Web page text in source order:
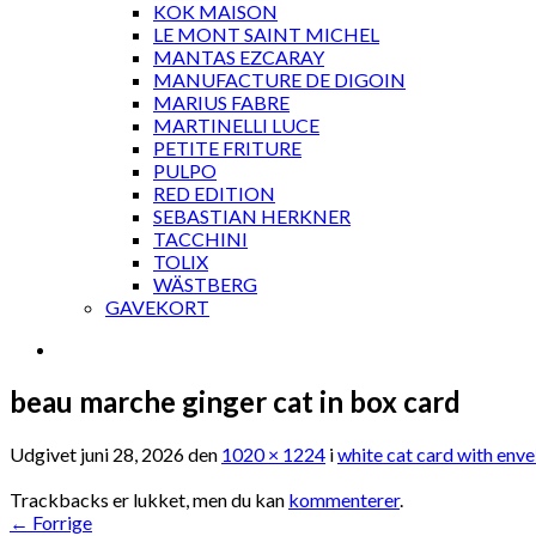
KOK MAISON
LE MONT SAINT MICHEL
MANTAS EZCARAY
MANUFACTURE DE DIGOIN
MARIUS FABRE
MARTINELLI LUCE
PETITE FRITURE
PULPO
RED EDITION
SEBASTIAN HERKNER
TACCHINI
TOLIX
WÄSTBERG
GAVEKORT
beau marche ginger cat in box card
Udgivet juni 28, 2026den 1020 × 1224 iwhite cat card with
Trackbacks er lukket, men du kan kommenterer.
← Forrige